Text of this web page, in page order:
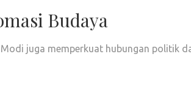
Budaya
juga memperkuat hubungan politik